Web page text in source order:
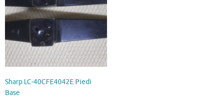
Sharp LC-40CFE4042E Piedi
Base